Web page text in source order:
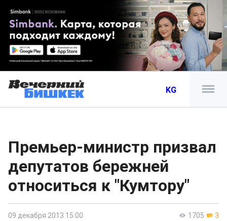
KG
Премьер-министр призвал
депутатов бережней
относиться к "Кумтору"
1705 3
09 декабря 2013 15:00